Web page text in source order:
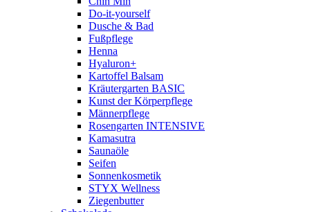
Do-it-yourself
Dusche & Bad
Fußpflege
Henna
Hyaluron+
Kartoffel Balsam
Kräutergarten BASIC
Kunst der Körperpflege
Männerpflege
Rosengarten INTENSIVE
Kamasutra
Saunaöle
Seifen
Sonnenkosmetik
STYX Wellness
Ziegenbutter